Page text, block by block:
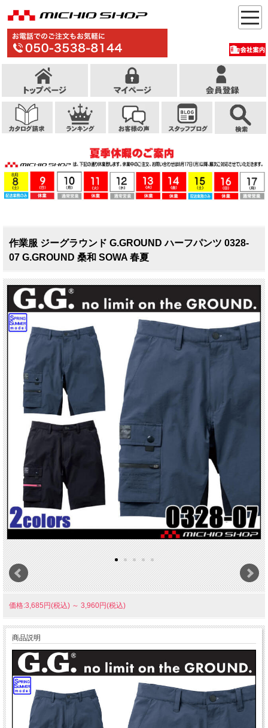
作業服 ジーグラウンド G.GROUND ハーフパンツ 0328-
07 G.GROUND 桑和 SOWA 春夏
価格:3,685円(税込) ～ 3,960円(税込)
商品説明